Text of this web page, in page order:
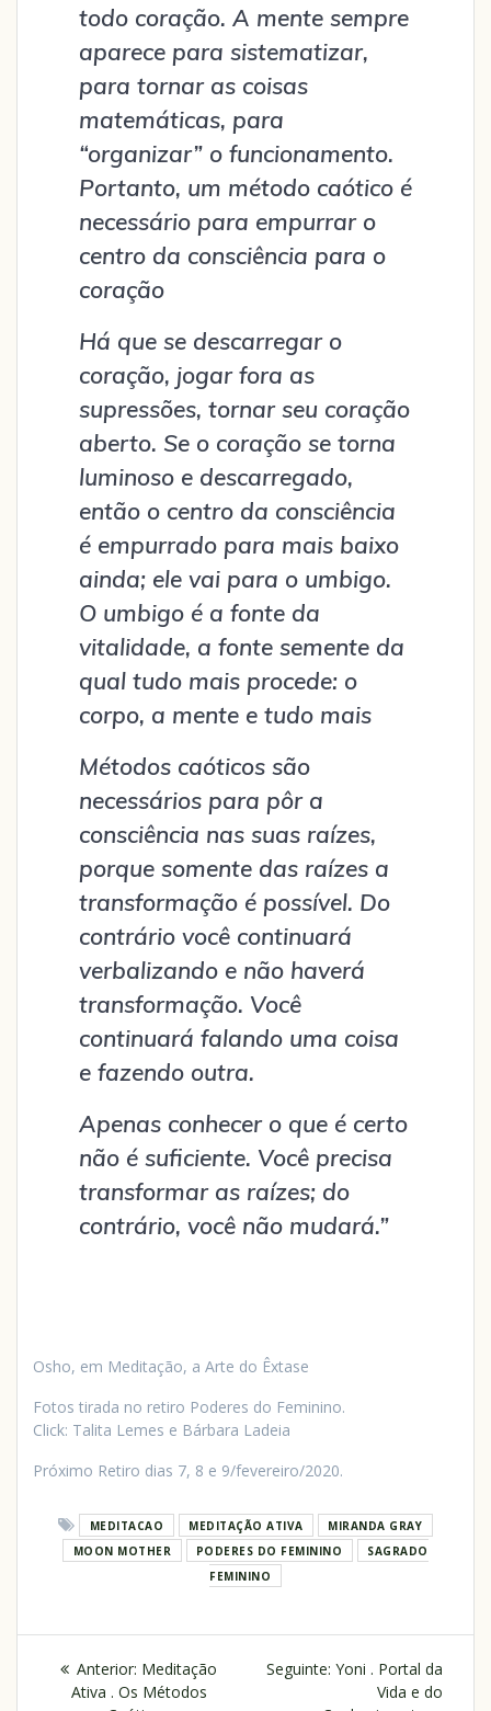
todo coração. A mente sempre
aparece para sistematizar,
para tornar as coisas
matemáticas, para
“organizar” o funcionamento.
Portanto, um método caótico é
necessário para empurrar o
centro da consciência para o
coração
Há que se descarregar o
coração, jogar fora as
supressões, tornar seu coração
aberto. Se o coração se torna
luminoso e descarregado,
então o centro da consciência
é empurrado para mais baixo
ainda; ele vai para o umbigo.
O umbigo é a fonte da
vitalidade, a fonte semente da
qual tudo mais procede: o
corpo, a mente e tudo mais
Métodos caóticos são
necessários para pôr a
consciência nas suas raízes,
porque somente das raízes a
transformação é possível. Do
contrário você continuará
verbalizando e não haverá
transformação. Você
continuará falando uma coisa
e fazendo outra.
Apenas conhecer o que é certo
não é suficiente. Você precisa
transformar as raízes; do
contrário, você não mudará.”
Osho, em Meditação, a Arte do Êxtase
Fotos tirada no retiro Poderes do Feminino.
Click: Talita Lemes e Bárbara Ladeia
Próximo Retiro dias 7, 8 e 9/fevereiro/2020.
MEDITACAO MEDITAÇÃO ATIVA
MIRANDA GRAY
MOON MOTHER
PODERES DO FEMININO
SAGRADO
FEMININO
Anterior: Meditação
Ativa . Os Métodos
Seguinte: Yoni . Portal da
Vida e do